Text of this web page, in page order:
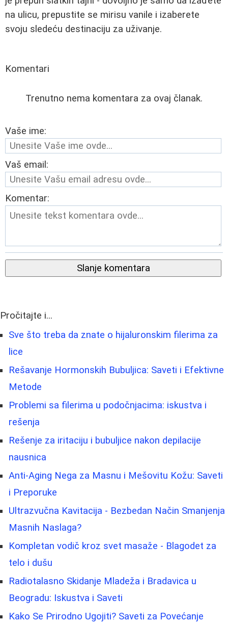
na ulicu, prepustite se mirisu vanile i izaberete
svoju sledeću destinaciju za uživanje.
Komentari
Trenutno nema komentara za ovaj članak.
Vaše ime:
Vaš email:
Komentar:
Slanje komentara
Pročitajte i...
Sve što treba da znate o hijaluronskim filerima za
lice
Rešavanje Hormonskih Bubuljica: Saveti i Efektivne
Metode
Problemi sa filerima u podočnjacima: iskustva i
rešenja
Rešenje za iritaciju i bubuljice nakon depilacije
nausnica
Anti-Aging Nega za Masnu i Mešovitu Kožu: Saveti
i Preporuke
Ultrazvučna Kavitacija - Bezbedan Način Smanjenja
Masnih Naslaga?
Kompletan vodič kroz svet masaže - Blagodet za
telo i dušu
Radiotalasno Skidanje Mladeža i Bradavica u
Beogradu: Iskustva i Saveti
Kako Se Prirodno Ugojiti? Saveti za Povećanje